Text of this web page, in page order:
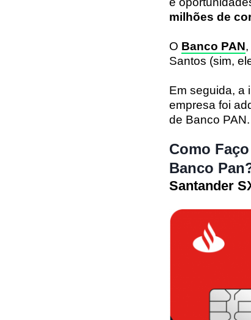
milhões de
O Banco PAN
Santos (sim,
Em seguida, a
empresa foi
de Banco PAN.
Como
Banco
Santander